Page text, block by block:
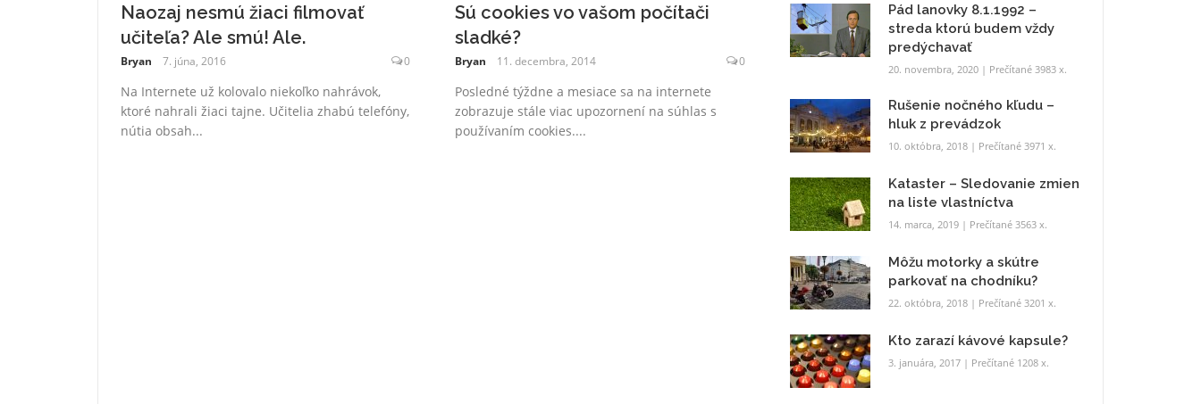
Naozaj nesmú žiaci filmovať
učiteľa? Ale smú! Ale.
Bryan 7. júna, 2016 0
Na Internete už kolovalo niekoľko nahrávok,
ktoré nahrali žiaci tajne. Učitelia zhabú telefóny,
nútia obsah...
Sú cookies vo vašom počítači
sladké?
Bryan 11. decembra, 2014 0
Posledné týždne a mesiace sa na internete
zobrazuje stále viac upozornení na súhlas s
používaním cookies....
Pád lanovky 8.1.1992 –
streda ktorú budem vždy
predýchavať
20. novembra, 2020| Prečítané 3983 x.
Rušenie nočného kľudu –
hluk z prevádzok
10. októbra, 2018| Prečítané 3971 x.
Kataster – Sledovanie zmien
na liste vlastníctva
14. marca, 2019| Prečítané 3563 x.
Môžu motorky a skútre
parkovať na chodníku?
22. októbra, 2018| Prečítané 3201 x.
Kto zarazí kávové kapsule?
3. januára, 2017| Prečítané 1208 x.